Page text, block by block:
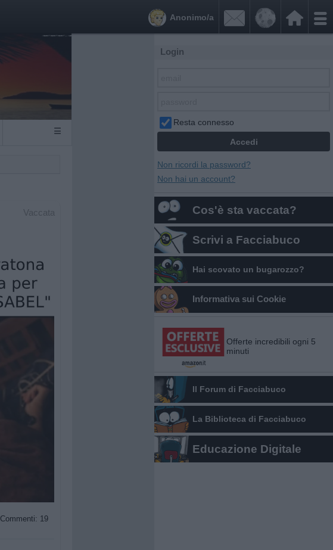


Anonimo/a
☰
Vaccata
Commenti: 19
Login
Resta connesso
Non ricordi la password?
Non hai un account?
Cos'è sta vaccata?
Scrivi a Facciabuco
Hai scovato un bugarozzo?
Informativa sui Cookie
Offerte incredibili ogni 5
minuti
Il Forum di Facciabuco
La Biblioteca di Facciabuco
Educazione Digitale